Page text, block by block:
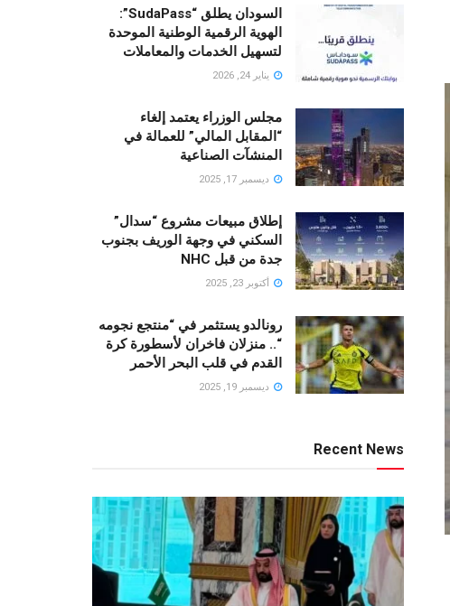
السودان يطلق “SudaPass”:
الهوية الرقمية الوطنية الموحدة
لتسهيل الخدمات والمعاملات
يناير 24, 2026
مجلس الوزراء يعتمد إلغاء
“المقابل المالي” للعمالة في
المنشآت الصناعية
ديسمبر 17, 2025
إطلاق مبيعات مشروع “سدال”
السكني في وجهة الوريف بجنوب
جدة من قبل NHC
أكتوبر 23, 2025
رونالدو يستثمر في “منتجع نجومه
“.. منزلان فاخران لأسطورة كرة
القدم في قلب البحر الأحمر
ديسمبر 19, 2025
Recent News